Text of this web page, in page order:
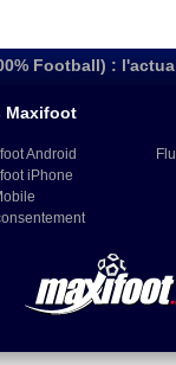
Football) :
Maxifoot
Android
iPhone